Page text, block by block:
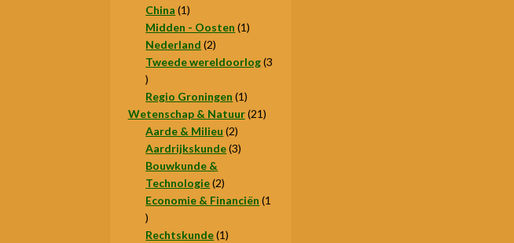
China 11
product
Midden - Oosten 11
Nederland 22
producten
Tweede wereldoorlog 3
3
producten
Regio Groningen 11
product
Wetenschap & Natuur 2121
Aarde & Milieu 22
producten
Aardrijkskunde 33
Bouwkunde &
Technologie 22
producten
Economie & Financiën 1
1
product
Rechtskunde 11